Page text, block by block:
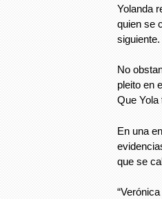
Yolanda
quien se
siguiente.
No
pleito en
Que Yola
En una
que se